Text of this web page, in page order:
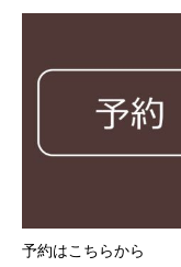
予約はこちらから